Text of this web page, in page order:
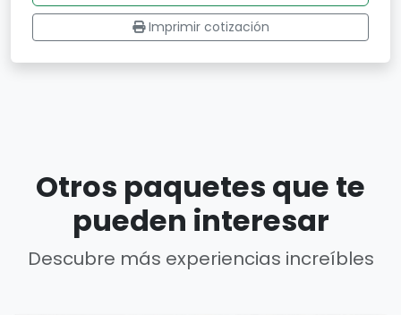
Imprimir cotización
Otros paquetes que te
pueden interesar
Descubre más experiencias increíbles